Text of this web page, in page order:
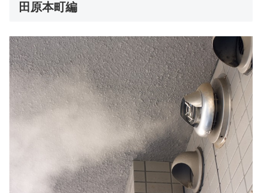
田原本町編